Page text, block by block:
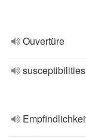
Ouvertüre
susceptibilities